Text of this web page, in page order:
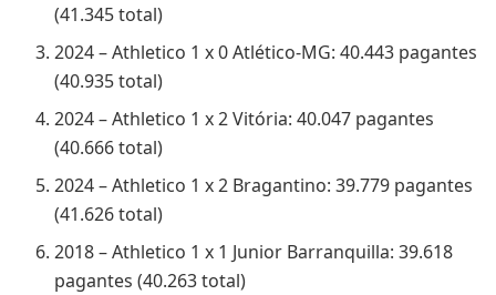
(41.345 total)
2024 – Athletico 1 x 0 Atlético-MG: 40.443 pagantes
(40.935 total)
2024 – Athletico 1 x 2 Vitória: 40.047 pagantes
(40.666 total)
2024 – Athletico 1 x 2 Bragantino: 39.779 pagantes
(41.626 total)
2018 – Athletico 1 x 1 Junior Barranquilla: 39.618
pagantes (40.263 total)